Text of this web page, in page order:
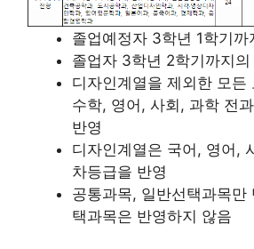
졸업예정자 3학년 1학기까
졸업자 3학년 2학기까지의
디자인계열을 제외한 모든
수학, 영어, 사회, 과학 전
반영
디자인계열은 국어, 영어,
차등급을 반영
공통과목, 일반선택과목만
택과목은 반영하지 않음